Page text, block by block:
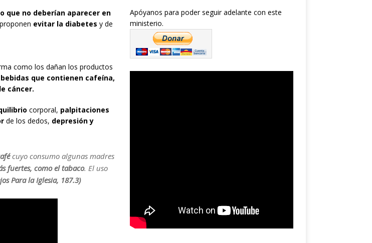
que no deberían aparecer en
evitar la diabetes y de
como los dañan los productos
que contienen cafeína,
cáncer.
corporal, palpitaciones
de los dedos, depresión y
cuyo consumo algunas madres
fuertes, como el tabaco. El uso
Para la Iglesia, 187.3)
Apóyanos para poder seguir adelante con este
ministerio.